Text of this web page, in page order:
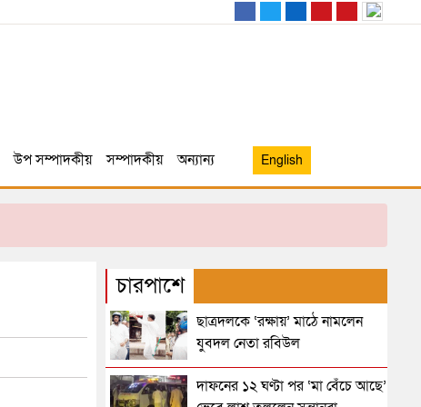
উপ সম্পাদকীয় সম্পাদকীয় অন্যান্য English
চারপাশে
ছাত্রদলকে ‘রক্ষায়’ মাঠে নামলেন
যুবদল নেতা রবিউল
দাফনের ১২ ঘণ্টা পর ‘মা বেঁচে আছে’